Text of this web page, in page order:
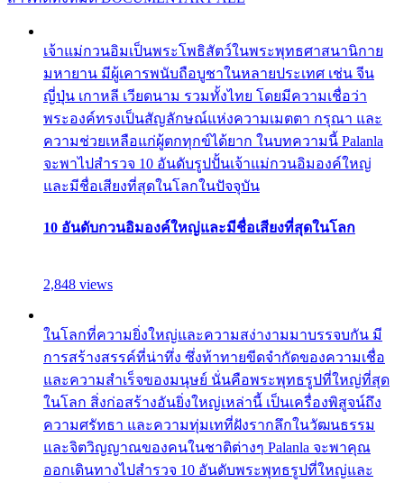
เจ้าแม่กวนอิมเป็นพระโพธิสัตว์ในพระพุทธศาสนานิกาย
มหายาน มีผู้เคารพนับถือบูชาในหลายประเทศ เช่น จีน
ญี่ปุ่น เกาหลี เวียดนาม รวมทั้งไทย โดยมีความเชื่อว่า
พระองค์ทรงเป็นสัญลักษณ์แห่งความเมตตา กรุณา และ
ความช่วยเหลือแก่ผู้ตกทุกข์ได้ยาก ในบทความนี้ Palanla
จะพาไปสำรวจ 10 อันดับรูปปั้นเจ้าแม่กวนอิมองค์ใหญ่
และมีชื่อเสียงที่สุดในโลกในปัจจุบัน
10 อันดับกวนอิมองค์ใหญ่และมีชื่อเสียงที่สุดในโลก
2,848 views
ในโลกที่ความยิ่งใหญ่และความสง่างามมาบรรจบกัน มี
การสร้างสรรค์ที่น่าทึ่ง ซึ่งท้าทายขีดจำกัดของความเชื่อ
และความสำเร็จของมนุษย์ นั่นคือพระพุทธรูปที่ใหญ่ที่สุด
ในโลก สิ่งก่อสร้างอันยิ่งใหญ่เหล่านี้ เป็นเครื่องพิสูจน์ถึง
ความศรัทธา และความทุ่มเทที่ฝังรากลึกในวัฒนธรรม
และจิตวิญญาณของคนในชาติต่างๆ Palanla จะพาคุณ
ออกเดินทางไปสำรวจ 10 อันดับพระพุทธรูปที่ใหญ่และ